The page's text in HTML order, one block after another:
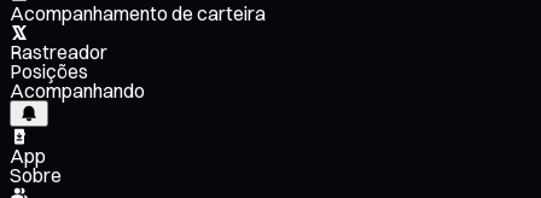
Acompanhamento de carteira
Rastreador
Posições
Acompanhando
App
Sobre